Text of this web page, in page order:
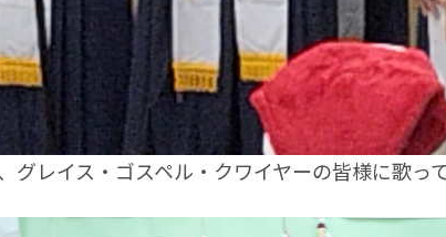
グレイス・ゴスペル・クワイヤーの皆様に歌っ